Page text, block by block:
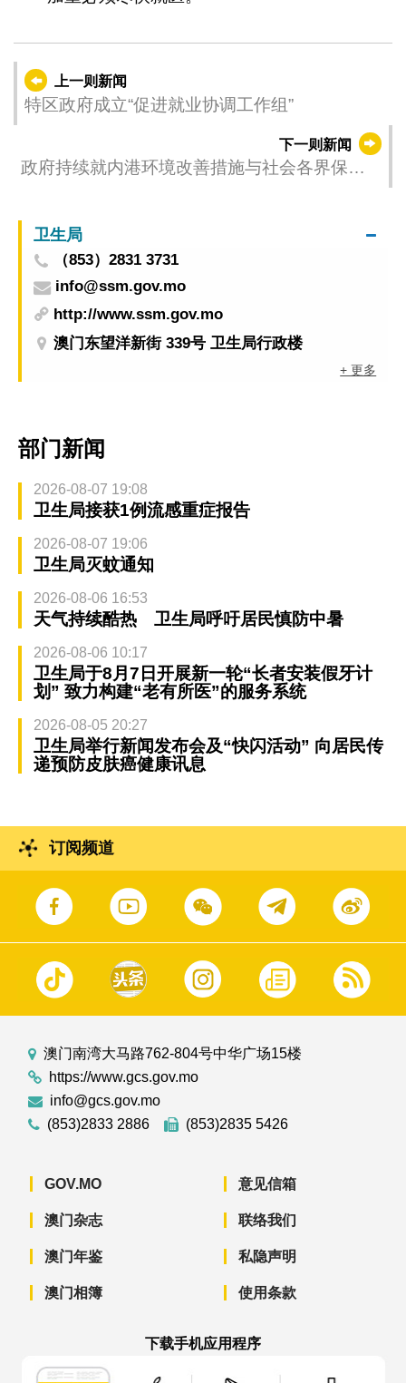
上一则新闻
特区政府成立“促进就业协调工作组”
下一则新闻
政府持续就内港环境改善措施与社会各界保持
卫生局
（853）2831 3731
info@ssm.gov.mo
http://www.ssm.gov.mo
澳门东望洋新街 339号 卫生局行政楼
+ 更多
部门新闻
2026-08-07 19:08
卫生局接获1例流感重症报告
2026-08-07 19:06
卫生局灭蚊通知
2026-08-06 16:53
天气持续酷热 卫生局呼吁居民慎防中暑
2026-08-06 10:17
卫生局于8月7日开展新一轮“长者安装假牙计
划” 致力构建“老有所医”的服务系统
2026-08-05 20:27
卫生局举行新闻发布会及“快闪活动” 向居民传
递预防皮肤癌健康讯息
订阅频道
澳门南湾大马路762-804号中华广场15楼
https://www.gcs.gov.mo
info@gcs.gov.mo
(853)2833 2886
(853)2835 5426
GOV.MO
澳门杂志
澳门年鉴
澳门相簿
意见信箱
联络我们
私隐声明
使用条款
下载手机应用程序